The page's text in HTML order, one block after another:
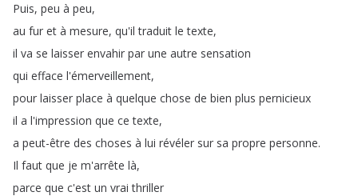
Puis, peu à peu,
au fur et à mesure, qu'il traduit le texte,
il va se laisser envahir par une autre sensation
qui efface l'émerveillement,
pour laisser place à quelque chose de bien plus pernicieux
il a l'impression que ce texte,
a peut-être des choses à lui révéler sur sa propre personne.
Il faut que je m'arrête là,
parce que c'est un vrai thriller